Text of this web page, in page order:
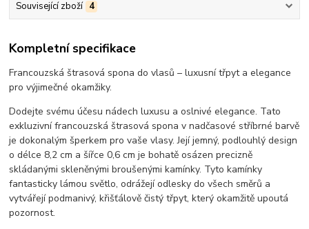
Související zboží 4
Kompletní specifikace
Francouzská štrasová spona do vlasů – luxusní třpyt a elegance
pro výjimečné okamžiky.
Dodejte svému účesu nádech luxusu a oslnivé elegance. Tato
exkluzivní francouzská štrasová spona v nadčasové stříbrné barvě
je dokonalým šperkem pro vaše vlasy. Její jemný, podlouhlý design
o délce 8,2 cm a šířce 0,6 cm je bohatě osázen precizně
skládanými skleněnými broušenými kamínky. Tyto kamínky
fantasticky lámou světlo, odrážejí odlesky do všech směrů a
vytvářejí podmanivý, křišťálově čistý třpyt, který okamžitě upoutá
pozornost.